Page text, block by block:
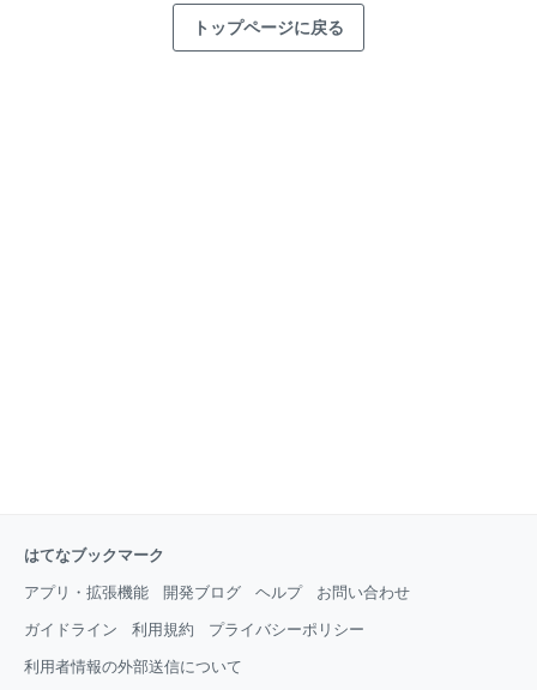
トップページに戻る
はてなブックマーク
アプリ・拡張機能 開発ブログ ヘルプ お問い合わせ
ガイドライン 利用規約 プライバシーポリシー
利用者情報の外部送信について